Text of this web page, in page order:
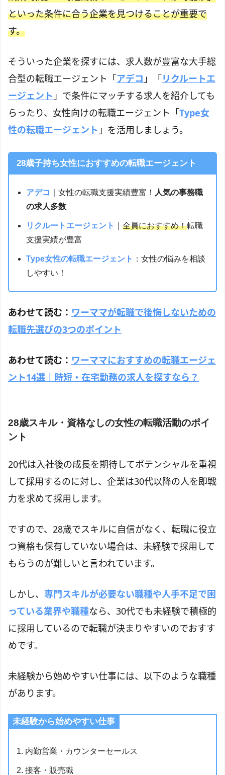
といった条件に合う企業を見つけることが重要で
す。
そういった企業を探すには、求人数が豊富な大手総
合型の転職エージェント「アデコ 」「リクルートエ
ージェント 」で条件にマッチする求人を紹介しても
らったり、女性向けの転職エージェント「Type女
性の転職エージェント 」を活用しましょう。
28歳子持ち女性におすすめの転職エージェント
アデコ ｜女性の転職支援実績豊富！ 人気の事務職
の求人多数
リクルートエージェント ｜全員におすすめ！転職
支援実績が豊富
Type女性の転職エージェント ：女性の悩みを相談
しやすい！
あわせて読む： ワーママが転職で後悔しないための
転職先選びの3つのポイント
あわせて読む： ワーママにおすすめの転職エージェ
ント14選｜時短・在宅勤務の求人を探すなら？
28歳スキル・資格なしの女性の転職活動のポイ
ント
20代は入社後の成長を期待してポテンシャルを重視
して採用するのに対し、企業は30代以降の人を即戦
力を求めて採用します。
ですので、28歳でスキルに自信がなく、転職に役立
つ資格も保有していない場合は、未経験で採用して
もらうのが難しいと言われています。
しかし、 専門スキルが必要ない職種や人手不足で困
っている業界や職種なら、30代でも未経験で積極的
に採用しているので転職が決まりやすいのでおすす
めです。
未経験から始めやすい仕事には、以下のような職種
があります。
未経験から始めやすい仕事
内勤営業・カウンターセールス
接客・販売職